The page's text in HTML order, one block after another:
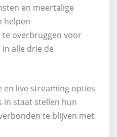
en meertalige
helpen
overbruggen voor
alle drie de
en live streaming opties
in staat stellen hun
te blijven met